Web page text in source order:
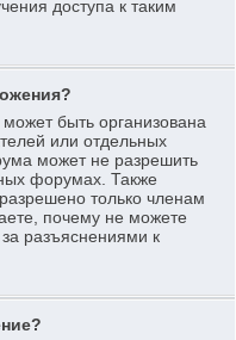
доступа к таким
быть организована
или отдельных
может не разрешить
форумах. Также
только членам
почему не можете
разъяснениями к